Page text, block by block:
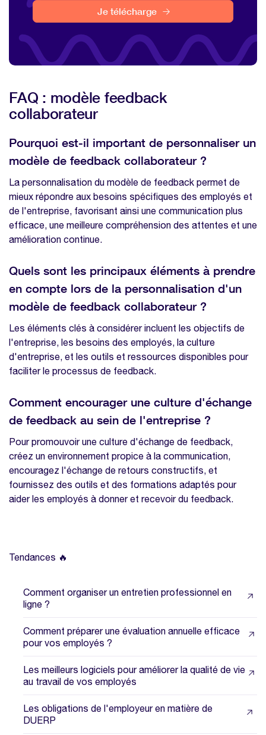
Je télécharge
FAQ : modèle feedback
collaborateur
Pourquoi est-il important de personnaliser un
modèle de feedback collaborateur ?
La personnalisation du modèle de feedback permet de
mieux répondre aux besoins spécifiques des employés et
de l'entreprise, favorisant ainsi une communication plus
efficace, une meilleure compréhension des attentes et une
amélioration continue.
Quels sont les principaux éléments à prendre
en compte lors de la personnalisation d'un
modèle de feedback collaborateur ?
Les éléments clés à considérer incluent les objectifs de
l'entreprise, les besoins des employés, la culture
d'entreprise, et les outils et ressources disponibles pour
faciliter le processus de feedback.
Comment encourager une culture d'échange
de feedback au sein de l'entreprise ?
Pour promouvoir une culture d'échange de feedback,
créez un environnement propice à la communication,
encouragez l'échange de retours constructifs, et
fournissez des outils et des formations adaptés pour
aider les employés à donner et recevoir du feedback.
Tendances 🔥
Comment organiser un entretien professionnel en
ligne ?
Comment préparer une évaluation annuelle efficace
pour vos employés ?
Les meilleurs logiciels pour améliorer la qualité de vie
au travail de vos employés
Les obligations de l'employeur en matière de
DUERP